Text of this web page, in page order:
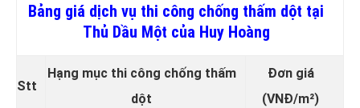
Bảng giá dịch vụ thi công chống thấm dột tại
Thủ Dầu Một của Huy Hoàng
Stt
Hạng mục thi công chống thấm
dột
Đơn giá
(VNĐ/m²)